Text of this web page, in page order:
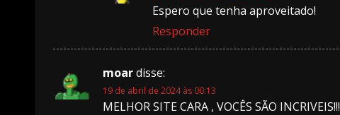
Espero que tenha aproveitado!
Responder
moardisse:
19 de abril de 2024 às 00:13
MELHOR SITE CARA , VOCÊS SÃO